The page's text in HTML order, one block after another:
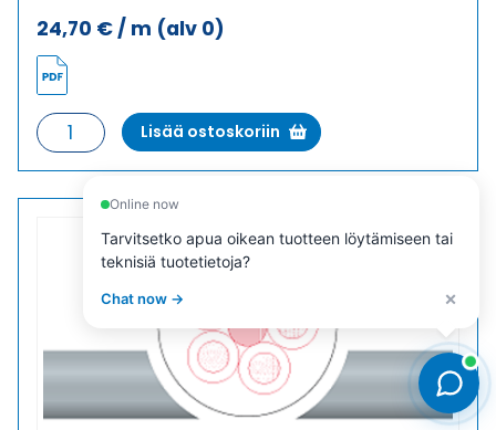
24,70 € / m (alv 0)
Ohjauskaapeli
ÖPVC-
JZ
Lisää ostoskoriin
Online now
Tarvitsetko apua oikean tuotteen löytämiseen tai
teknisiä tuotetietoja?
Chat now → ×